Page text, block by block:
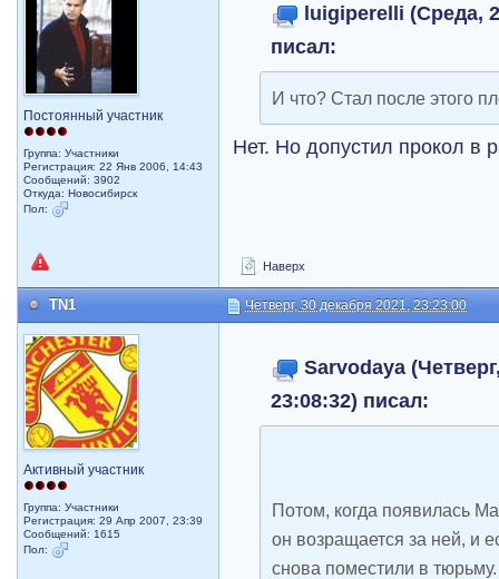
Постоянный участник
Группа: Участники
Регистрация: 22 Янв 2006, 14:43
Сообщений: 3902
Откуда: Новосибирск
Пол:
luigiperelli (Среда,
писал:
И что? Стал после этого
Нет. Но допустил прокол в
Наверх
TN1 Четверг, 30 декабря 2021, 23:23:00
Активный участник
Группа: Участники
Регистрация: 29 Апр 2007, 23:39
Сообщений: 1615
Пол:
Sarvodaya
23:08:32) писал:
Потом, когда появилась
он возращается за ней, и
снова поместили в